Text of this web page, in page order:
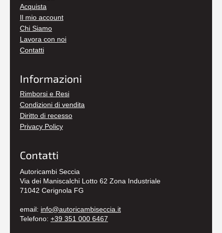
Acquista
Il mio account
Chi Siamo
Lavora con noi
Contatti
Informazioni
Rimborsi e Resi
Condizioni di vendita
Diritto di recesso
Privacy Policy
Contatti
Autoricambi Seccia
Via dei Maniscalchi Lotto 62 Zona Industriale
71042 Cerignola FG
email: info@autoricambiseccia.it
Telefono: +39 351 000 6467